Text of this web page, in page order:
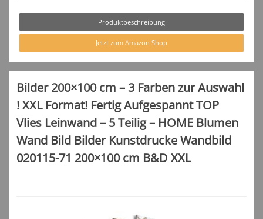
Produktbeschreibung
Jetzt zum Amazon Shop
Bilder 200×100 cm – 3 Farben zur Auswahl
! XXL Format! Fertig Aufgespannt TOP
Vlies Leinwand – 5 Teilig – HOME Blumen
Wand Bild Bilder Kunstdrucke Wandbild
020115-71 200×100 cm B&D XXL